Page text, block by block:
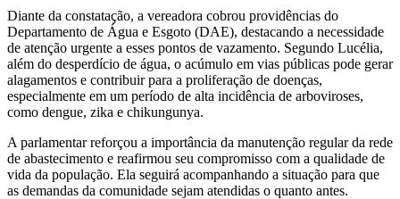
Diante da constatação, a vereadora cobrou providências do
Departamento de Água e Esgoto (DAE), destacando a necessidade
de atenção urgente a esses pontos de vazamento. Segundo Lucélia,
além do desperdício de água, o acúmulo em vias públicas pode gerar
alagamentos e contribuir para a proliferação de doenças,
especialmente em um período de alta incidência de arboviroses,
como dengue, zika e chikungunya.
A parlamentar reforçou a importância da manutenção regular da rede
de abastecimento e reafirmou seu compromisso com a qualidade de
vida da população. Ela seguirá acompanhando a situação para que
as demandas da comunidade sejam atendidas o quanto antes.